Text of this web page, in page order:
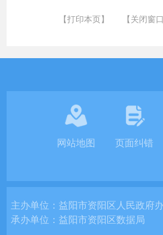
【打印本页】 【关闭窗口
网站地图 页面纠错
主办单位：益阳市资阳区人民政府
承办单位：益阳市资阳区数据局